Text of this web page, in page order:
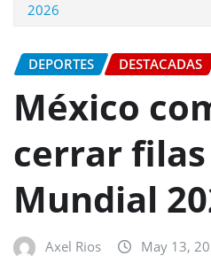
2026
DEPORTES DESTACADAS
México
cerrar
Mundial
Axel Rios May 13,